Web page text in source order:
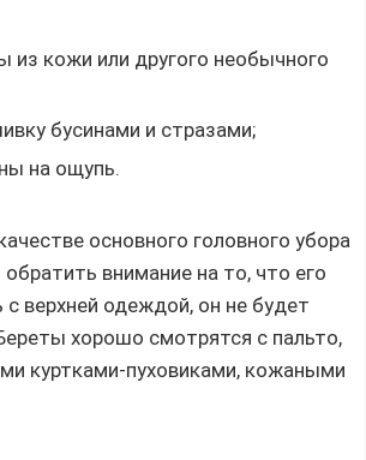
из кожи или другого необычного
бусинами и стразами;
на ощупь.
основного головного убора
обратить внимание на то, что его
верхней одеждой, он не будет
хорошо смотрятся с пальто,
куртками-пуховиками, кожаными